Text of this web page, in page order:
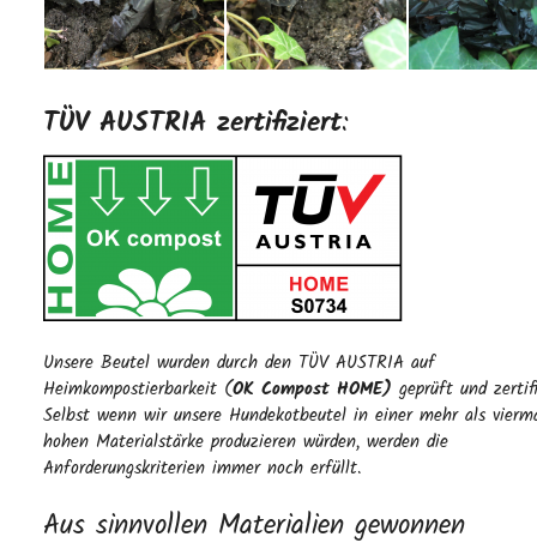
TÜV AUSTRIA zertifiziert:
Unsere Beutel wurden durch den TÜV AUSTRIA auf
Heimkompostierbarkeit (OK Compost HOME) geprüft und
Selbst wenn wir unsere Hundekotbeutel in einer mehr als
hohen Materialstärke produzieren würden, werden die
Anforderungskriterien immer noch erfüllt.
Aus sinnvollen Materialien gewonnen